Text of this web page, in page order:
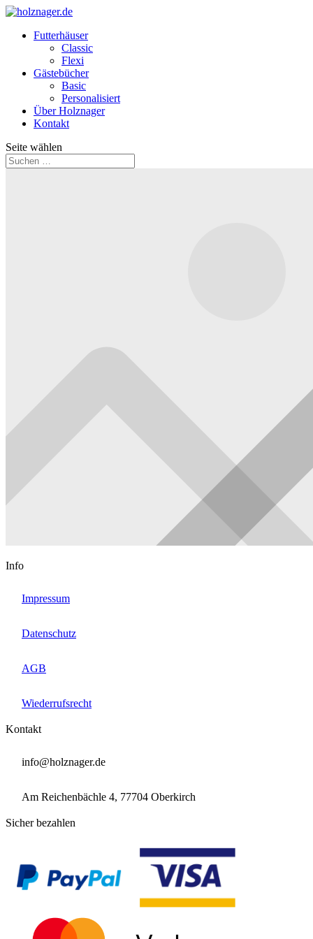
Futterhäuser
Classic
Flexi
Gästebücher
Basic
Personalisiert
Über Holznager
Kontakt
Seite wählen
Info
Impressum
Datenschutz
AGB
Wiederrufsrecht
Kontakt
info@holznager.de
Am Reichenbächle 4, 77704 Oberkirch
Sicher bezahlen